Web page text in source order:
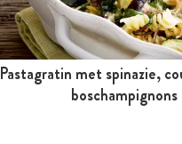
Minder dan 30 minuten
Pastagratin met spinazie,
boschampignons